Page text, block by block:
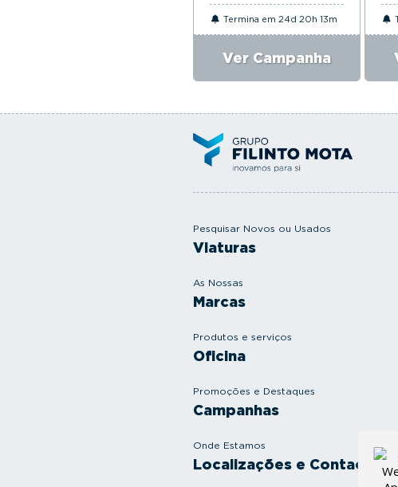
Termina em 24d 20h 13m
Ver Campanha
Pesquisar Novos ou Usados
Viaturas
As Nossas
Marcas
Produtos e serviços
Oficina
Promoções e Destaques
Campanhas
Onde Estamos
Localizações e Contactos